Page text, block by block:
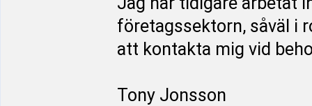
företagssektorn, såväl i
att kontakta mig vid
Tony Jonsson